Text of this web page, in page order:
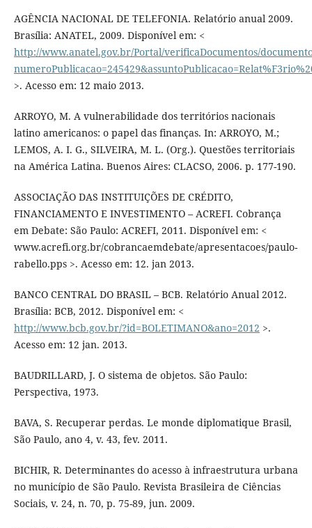
AGÊNCIA NACIONAL DE TELEFONIA. Relatório anual 2009.
Brasília: ANATEL, 2009. Disponível em: <
http://www.anatel.gov.br/Portal/verificaDocumentos/
>. Acesso em: 12 maio 2013.
ARROYO, M. A vulnerabilidade dos territórios nacionais
latino americanos: o papel das finanças. In: ARROYO, M.;
LEMOS, A. I. G., SILVEIRA, M. L. (Org.). Questões territoriais
na América Latina. Buenos Aires: CLACSO, 2006. p. 177-190.
ASSOCIAÇÃO DAS INSTITUIÇÕES DE CRÉDITO,
FINANCIAMENTO E INVESTIMENTO – ACREFI. Cobrança
em Debate: São Paulo: ACREFI, 2011. Disponível em: <
www.acrefi.org.br/cobrancaemdebate/apresentacoes/paulo-
rabello.pps >. Acesso em: 12. jan 2013.
BANCO CENTRAL DO BRASIL – BCB. Relatório Anual 2012.
Brasília: BCB, 2012. Disponível em: <
http://www.bcb.gov.br/?id=BOLETIMANO&ano=2012 >.
Acesso em: 12 jan. 2013.
BAUDRILLARD, J. O sistema de objetos. São Paulo:
Perspectiva, 1973.
BAVA, S. Recuperar perdas. Le monde diplomatique Brasil,
São Paulo, ano 4, v. 43, fev. 2011.
BICHIR, R. Determinantes do acesso à infraestrutura urbana
no município de São Paulo. Revista Brasileira de Ciências
Sociais, v. 24, n. 70, p. 75-89, jun. 2009.